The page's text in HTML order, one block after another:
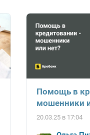
Помощь в
мошенники
20.03.25 в 17:04